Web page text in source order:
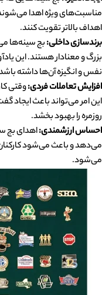
مناسبت‌های ویژه اهدا می‌شوند،
اهداف بالاتر تقویت کنند.
برندسازی داخلی:بج سینه‌ها
بزرگ و معنادار هستند. این
نفس و انگیزه آن‌ها داشته
افزایش تعاملات فردی:وقتی
این امر می‌تواند باعث ایجاد
روزمره را بهبود بخشد.
احساس ارزشمندی:اهدای بج
می‌دهد و باعث می‌شود
می‌شود.